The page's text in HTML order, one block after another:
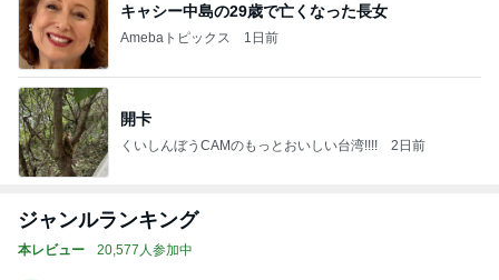
キャシー中島の29歳で亡くなった長女
Amebaトピックス 1日前
開卡
くいしんぼうCAMのもっとおいしい台湾!!!! 2日前
ジャンルランキング
本レビュー 20,577人参加中